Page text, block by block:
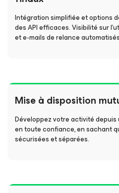
Intégration simplifiée et options
des API efficaces. Visibilité sur
et e-mails de relance
Mise à disposition
Développez votre activité
en toute confiance, en sachant
sécurisées et séparées.